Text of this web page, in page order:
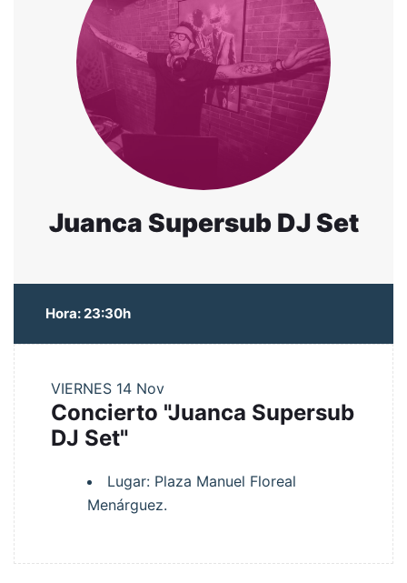
Juanca Supersub DJ Set
Hora: 23:30h
VIERNES 14 Nov
Concierto "Juanca Supersub
DJ Set"
Lugar: Plaza Manuel Floreal
Menárguez.